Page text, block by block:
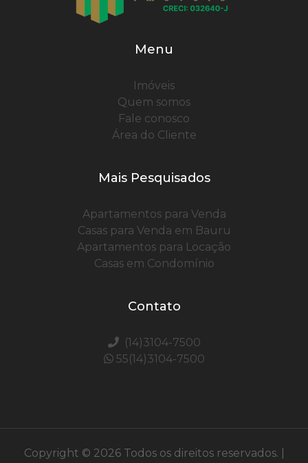
Menu
Imóveis
Quem somos
Fale conosco
Área do Cliente
Mais Pesquisados
Apartamentos para Venda
Casas para Venda em Bauru
Apartamentos para Locação
Casas em Condomínio
Contato
(14)3104-7500
55(14)3104-7500
Copyright © 2026 Todos os direitos reservados. |